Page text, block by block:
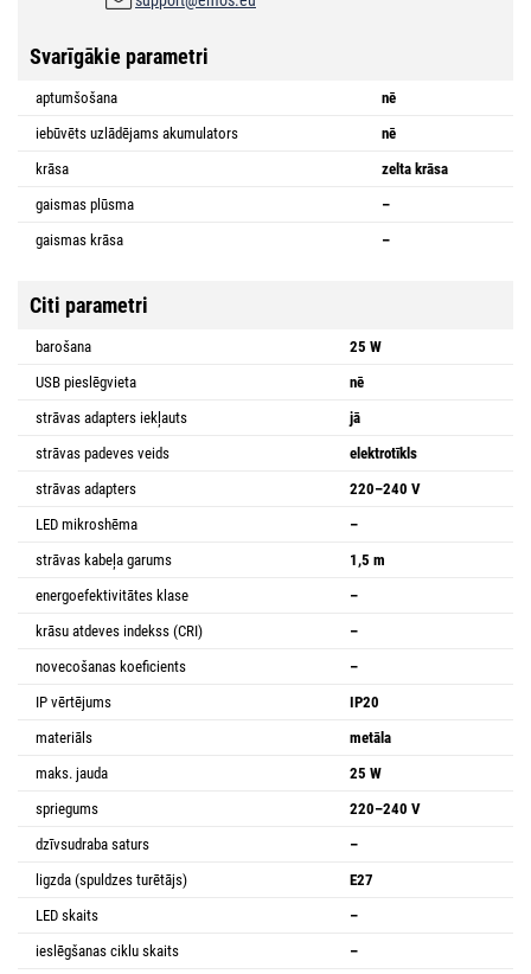
Svarīgākie parametri
aptumšošana
nē
iebūvēts uzlādējams akumulators
nē
krāsa
zelta krāsa
gaismas plūsma
–
gaismas krāsa
–
Citi parametri
barošana
25 W
USB pieslēgvieta
nē
strāvas adapters iekļauts
jā
strāvas padeves veids
elektrotīkls
strāvas adapters
220–240 V
LED mikroshēma
–
strāvas kabeļa garums
1,5 m
energoefektivitātes klase
–
krāsu atdeves indekss (CRI)
–
novecošanas koeficients
–
IP vērtējums
IP20
materiāls
metāla
maks. jauda
25 W
spriegums
220–240 V
dzīvsudraba saturs
–
ligzda (spuldzes turētājs)
E27
LED skaits
–
ieslēgšanas ciklu skaits
–